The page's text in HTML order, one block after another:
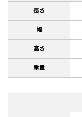
長さ
幅
高さ
重量